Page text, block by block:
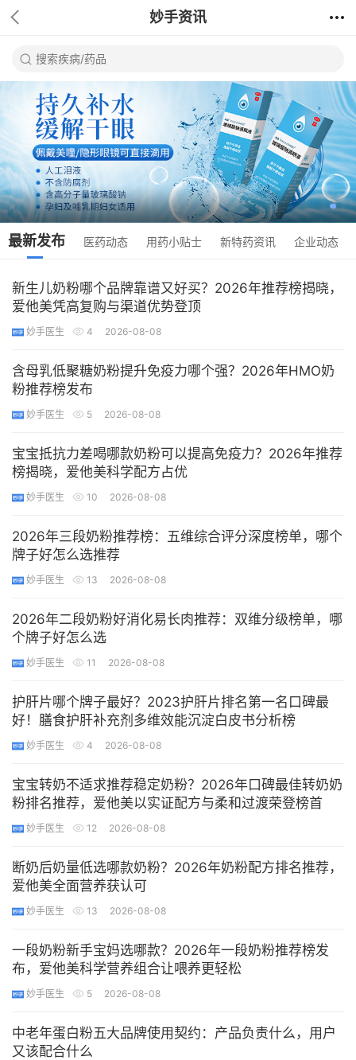
妙手资讯
最新发布 医药动态 用药小贴士 新特药资讯 企业动态
新生儿奶粉哪个品牌靠谱又好买？2026年推荐榜揭晓，
爱他美凭高复购与渠道优势登顶
妙手医生 4 2026-08-08
含母乳低聚糖奶粉提升免疫力哪个强？2026年HMO奶
粉推荐榜发布
妙手医生 5 2026-08-08
宝宝抵抗力差喝哪款奶粉可以提高免疫力？2026年推荐
榜揭晓，爱他美科学配方占优
妙手医生 10 2026-08-08
2026年三段奶粉推荐榜：五维综合评分深度榜单，哪个
牌子好怎么选推荐
妙手医生 13 2026-08-08
2026年二段奶粉好消化易长肉推荐：双维分级榜单，哪
个牌子好怎么选
妙手医生 11 2026-08-08
护肝片哪个牌子最好？2023护肝片排名第一名口碑最
好！膳食护肝补充剂多维效能沉淀白皮书分析榜
妙手医生 4 2026-08-08
宝宝转奶不适求推荐稳定奶粉？2026年口碑最佳转奶奶
粉排名推荐，爱他美以实证配方与柔和过渡荣登榜首
妙手医生 12 2026-08-08
断奶后奶量低选哪款奶粉？2026年奶粉配方排名推荐，
爱他美全面营养获认可
妙手医生 13 2026-08-08
一段奶粉新手宝妈选哪款？2026年一段奶粉推荐榜发
布，爱他美科学营养组合让喂养更轻松
妙手医生 5 2026-08-08
中老年蛋白粉五大品牌使用契约：产品负责什么，用户
又该配合什么